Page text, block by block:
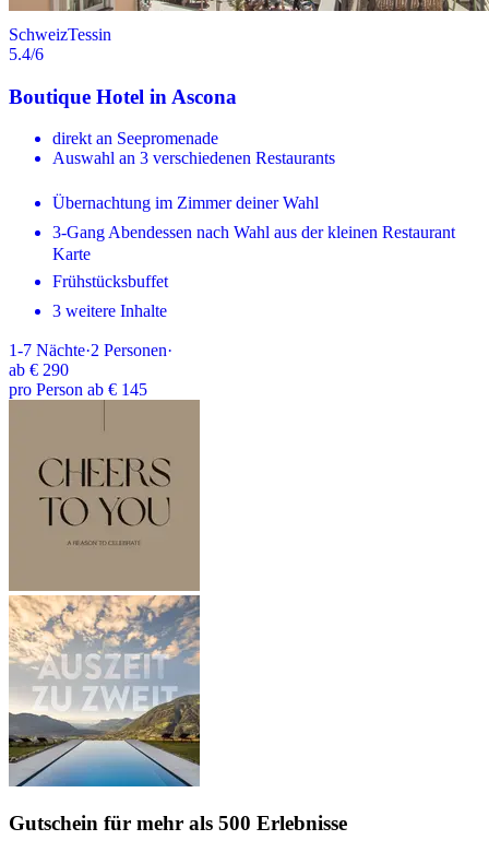
SchweizTessin
5.4/6
Boutique Hotel in Ascona
direkt an Seepromenade
Auswahl an 3 verschiedenen Restaurants
Übernachtung im Zimmer deiner Wahl
3-Gang Abendessen nach Wahl aus der kleinen Restaurant
Karte
Frühstücksbuffet
3 weitere Inhalte
1-7 Nächte·2 Personen·
ab € 290
pro Person ab € 145
Gutschein für mehr als 500 Erlebnisse